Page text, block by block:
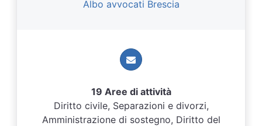
Albo avvocati Brescia
19 Aree di attività
Diritto civile, Separazioni e divorzi,
Amministrazione di sostegno, Diritto del